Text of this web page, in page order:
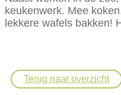
keukenwerk. Mee
lekkere wafels bakken!
Terug naar overzicht